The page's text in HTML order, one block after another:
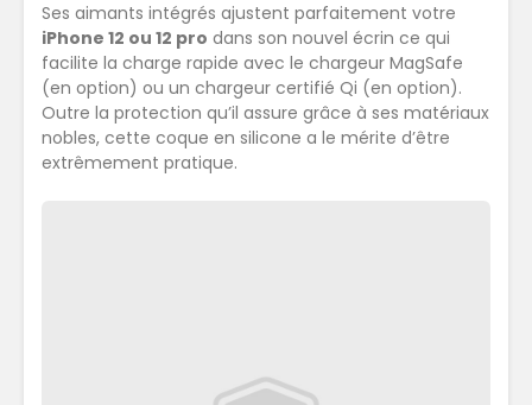
Ses aimants intégrés ajustent parfaitement votre
iPhone 12 ou 12 pro dans son nouvel écrin ce qui
facilite la charge rapide avec le chargeur MagSafe
(en option) ou un chargeur certifié Qi (en option).
Outre la protection qu’il assure grâce à ses matériaux
nobles, cette coque en silicone a le mérite d’être
extrêmement pratique.